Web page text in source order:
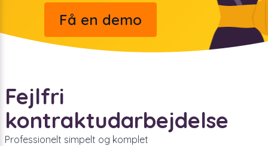
Få en demo
Fejlfri
kontraktudarbejdelse
Professionelt simpelt og komplet